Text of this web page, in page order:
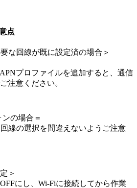
点
な回線が既に設定済の場合 ＞
プロファイルを追加すると、通信
注意ください。
の場合＝
線の選択を間違えないようご注意
＞
にし、Wi-Fiに接続してから作業